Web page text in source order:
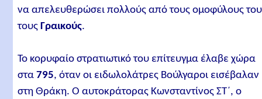
να απελευθερώσει πολλούς από τους ομοφύλους
τους Γραικούς.
Το κορυφαίο στρατιωτικό του επίτευγμα έλαβε χώρα
στα795, όταν οι ειδωλολάτρες Βούλγαροι εισέβαλαν
στη Θράκη. Ο αυτοκράτορας Κωνσταντίνος ΣΤ΄, ο